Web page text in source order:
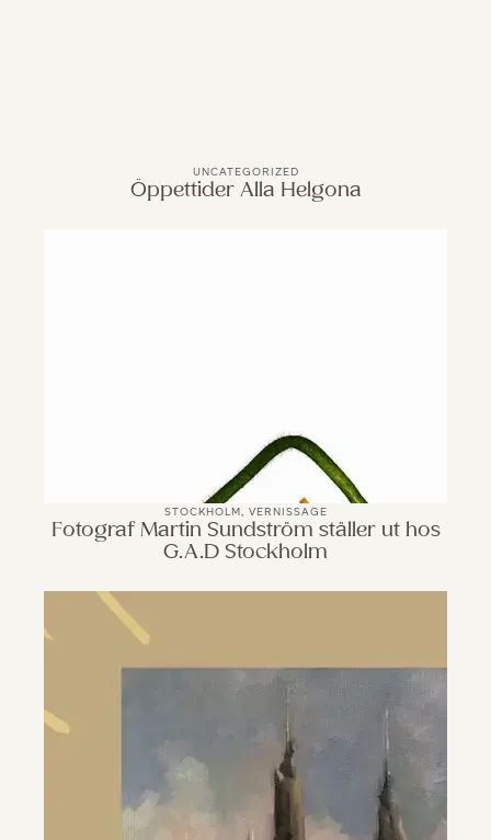
UNCATEGORIZED
Öppettider Alla Helgona
STOCKHOLM, VERNISSAGE
Fotograf Martin Sundström ställer ut hos
G.A.D Stockholm